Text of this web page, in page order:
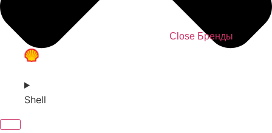
Close Бренды
Shell